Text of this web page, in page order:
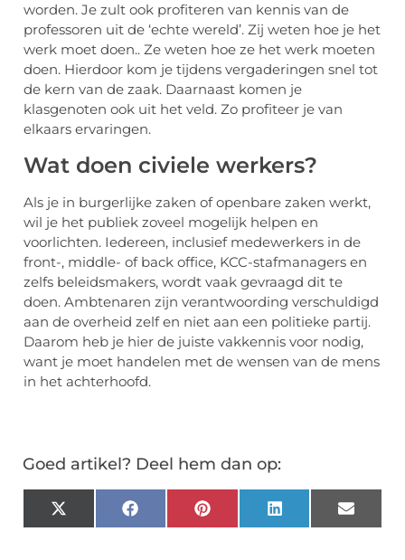
worden. Je zult ook profiteren van kennis van de
professoren uit de ‘echte wereld’. Zij weten hoe je het
werk moet doen.. Ze weten hoe ze het werk moeten
doen. Hierdoor kom je tijdens vergaderingen snel tot
de kern van de zaak. Daarnaast komen je
klasgenoten ook uit het veld. Zo profiteer je van
elkaars ervaringen.
Wat doen civiele werkers?
Als je in burgerlijke zaken of openbare zaken werkt,
wil je het publiek zoveel mogelijk helpen en
voorlichten. Iedereen, inclusief medewerkers in de
front-, middle- of back office, KCC-stafmanagers en
zelfs beleidsmakers, wordt vaak gevraagd dit te
doen. Ambtenaren zijn verantwoording verschuldigd
aan de overheid zelf en niet aan een politieke partij.
Daarom heb je hier de juiste vakkennis voor nodig,
want je moet handelen met de wensen van de mens
in het achterhoofd.
Goed artikel? Deel hem dan op:
X
(Twitter)
FacebookPinterestLinkedInEmail